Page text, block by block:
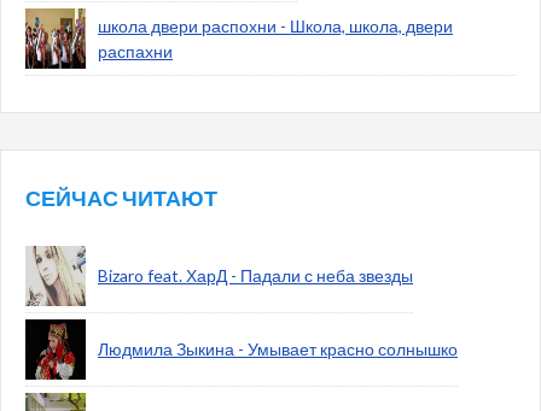
школа двери распохни - Школа, школа, двери
распахни
СЕЙЧАС ЧИТАЮТ
Bizaro feat. ХарД - Падали с неба звезды
Людмила Зыкина - Умывает красно солнышко